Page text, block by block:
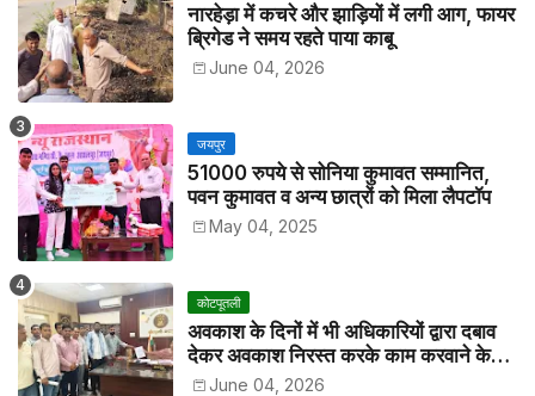
नारहेड़ा में कचरे और झाड़ियों में लगी आग, फायर
ब्रिगेड ने समय रहते पाया काबू
June 04, 2026
जयपुर
51000 रुपये से सोनिया कुमावत सम्मानित,
पवन कुमावत व अन्य छात्रों को मिला लैपटॉप
May 04, 2025
कोटपूतली
अवकाश के दिनों में भी अधिकारियों द्वारा दबाव
देकर अवकाश निरस्त करके काम करवाने के
विरोध में कर्मचारियों ने जिला कलेक्टर को सीएस
June 04, 2026